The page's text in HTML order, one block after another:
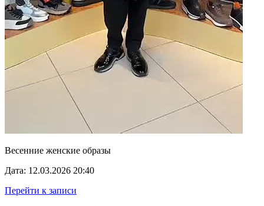
Весенние женские образы
Дата: 12.03.2026 20:40
Перейти к записи